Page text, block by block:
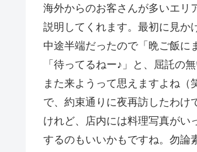
海外からのお客さんが多いエリ
説明してくれます。最初に見か
中途半端だったので「晩ご飯に
「待ってるねー♪」と、屈託の
また来ようって思えますよね（
で、約束通りに夜再訪したわけ
けれど、店内には料理写真がい
するのもいいかもですね。勿論